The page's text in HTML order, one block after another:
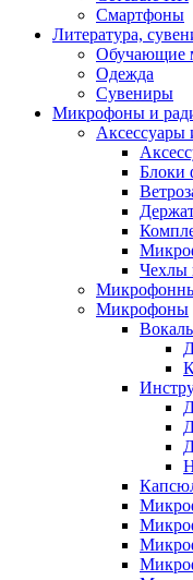
Смартфоны
Литература,
Обучающие
Одежда
Сувениры
Микрофоны и
Блоки
Чехлы
Микрофоны